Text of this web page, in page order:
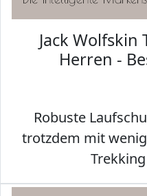
Jack Wolfskin
Herren -
Robuste
trotzdem mit